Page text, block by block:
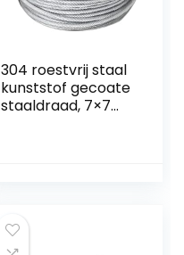
304 roestvrij staal
kunststof gecoate
staaldraad, 7×7